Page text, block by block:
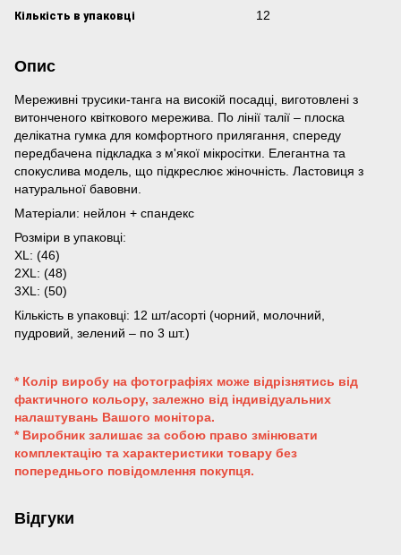
Кількість в упаковці 12
Опис
Мереживні трусики-танга на високій посадці, виготовлені з
витонченого квіткового мережива. По лінії талії – плоска
делікатна гумка для комфортного прилягання, спереду
передбачена підкладка з м'якої мікросітки. Елегантна та
спокуслива модель, що підкреслює жіночність. Ластовиця з
натуральної бавовни.
Матеріали: нейлон + спандекс
Розміри в упаковці:
XL: (46)
2XL: (48)
3XL: (50)
Кількість в упаковці: 12 шт/асорті (чорний, молочний,
пудровий, зелений – по 3 шт.)
* Колір виробу на фотографіях може відрізнятись від
фактичного кольору, залежно від індивідуальних
налаштувань Вашого монітора.
* Виробник залишає за собою право змінювати
комплектацію та характеристики товару без
попереднього повідомлення покупця.
Відгуки